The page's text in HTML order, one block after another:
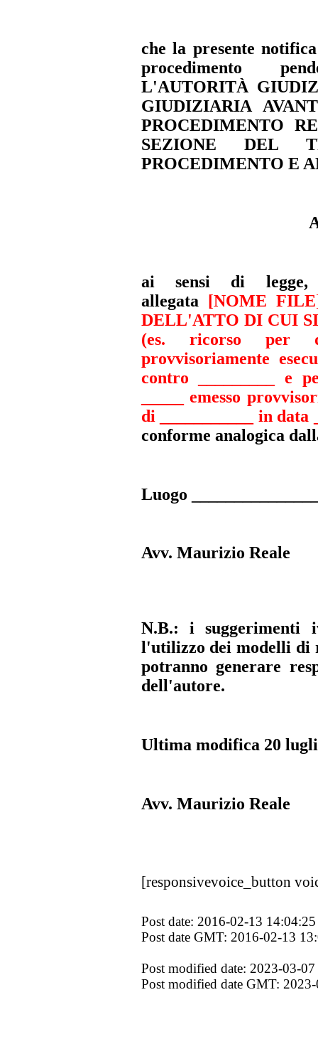
che la presente
procedimento
L'AUTORITÀ
GIUDIZIARIA
PROCEDIMENTO
SEZIONE DEL
PROCEDIMENTO E
ai sensi di legge,
allegata [NOME
DELL'ATTO DI CUI
(es. ricorso per
provvisoriamente
contro _________ e
_____ emesso
di ___________ in data
conforme analogica
Luogo
Avv. Maurizio Reale
N.B.: i suggerimenti
l'utilizzo dei modelli di
potranno generare
dell'autore.
Ultima modifica 20
Avv. Maurizio Reale
[responsivevoice_button
Post date: 2016-02-13 14:04:25
Post date GMT: 2016-02-13
Post modified date: 2023-03-
Post modified date GMT: